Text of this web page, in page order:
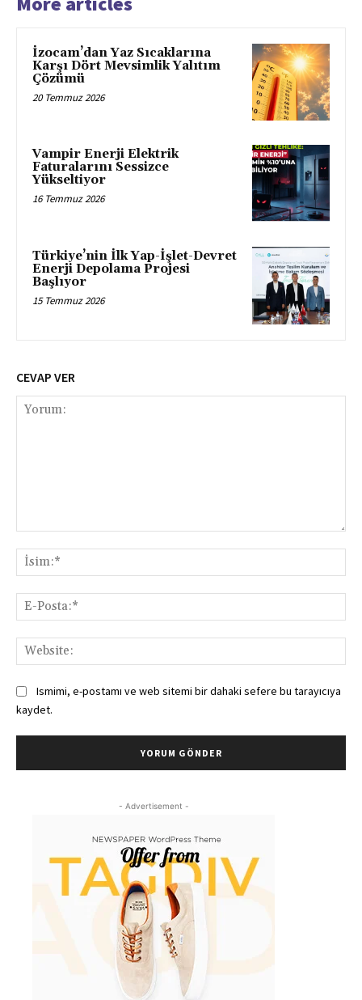
İzocam’dan Yaz Sıcaklarına
Karşı Dört Mevsimlik Yalıtım
Çözümü
20 Temmuz 2026
Vampir Enerji Elektrik
Faturalarını Sessizce
Yükseltiyor
16 Temmuz 2026
Türkiye’nin İlk Yap-İşlet-Devret
Enerji Depolama Projesi
Başlıyor
15 Temmuz 2026
CEVAP VER
Ismimi, e-postamı ve web sitemi bir dahaki sefere bu tarayıcıya
kaydet.
- Advertisement -